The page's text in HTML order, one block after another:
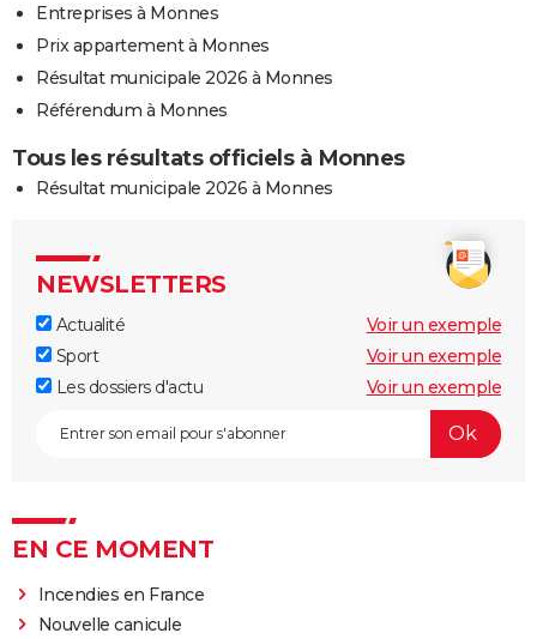
Entreprises à Monnes
Prix appartement à Monnes
Résultat municipale 2026 à Monnes
Référendum à Monnes
Tous les résultats officiels à Monnes
Résultat municipale 2026 à Monnes
NEWSLETTERS
Actualité
Voir un exemple
Sport
Voir un exemple
Les dossiers d'actu
Voir un exemple
EN CE MOMENT
Incendies en France
Nouvelle canicule